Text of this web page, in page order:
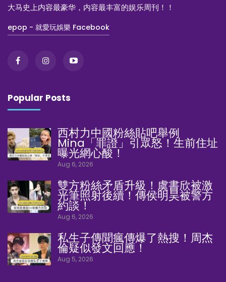
大马史上内容最豪华，内容最丰富的娱乐周刊！！
epop - 就愛玩娛樂 Facebook
Popular Posts
西村力中國粉絲貼吧舉例
Mina「罪證」引眾怒！生前住址
曝光網心酸！
Aug 6, 2026
雙方粉絲矛盾升級！虞書欣被激
光筆照射後續！傳侯明昊被警方
約談！
Aug 6, 2026
私生子傳聞瘋傳爆了熱搜！周杰
倫疑似發文回應！
Aug 5, 2026